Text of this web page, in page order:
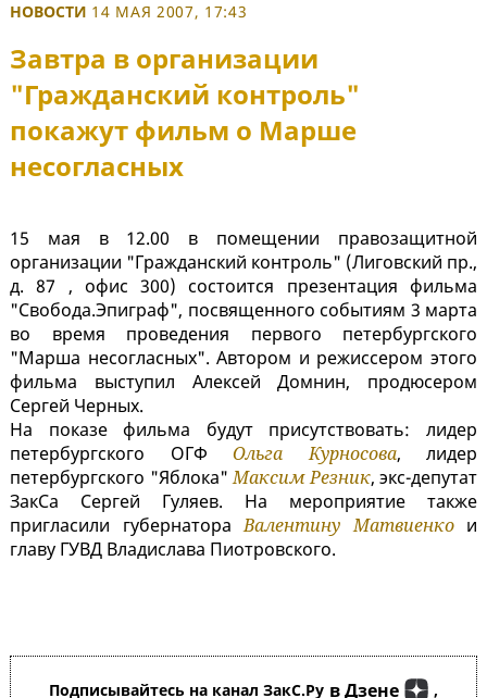
НОВОСТИ 14 МАЯ 2007, 17:43
Завтра в организации
"Гражданский контроль"
покажут фильм о Марше
несогласных
15 мая в 12.00 в помещении правозащитной
организации "Гражданский контроль" (Лиговский пр.,
д. 87 , офис 300) состоится презентация фильма
"Свобода.Эпиграф", посвященного событиям 3 марта
во время проведения первого петербургского
"Марша несогласных". Автором и режиссером этого
фильма выступил Алексей Домнин, продюсером
Сергей Черных.
На показе фильма будут присутствовать: лидер
петербургского ОГФ Ольга Курносова, лидер
петербургского "Яблока"Максим Резник, экс-депутат
ЗакСа Сергей Гуляев. На мероприятие также
пригласили губернатораВалентину Матвиенкои
главу ГУВД Владислава Пиотровского.
Подписывайтесь на канал ЗакС.Ру в Дзене ,